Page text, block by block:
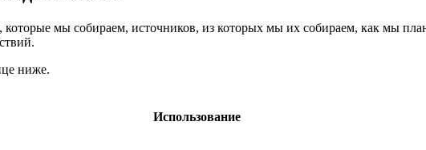
мы собираем, источников, из которых мы их собираем, как мы
ниже.
Использование